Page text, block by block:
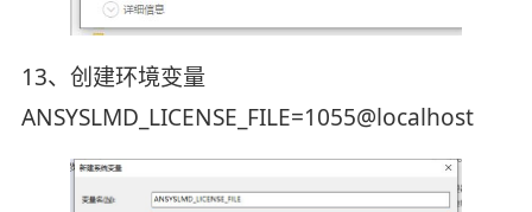
13、创建环境变量
ANSYSLMD_LICENSE_FILE=1055@localhost